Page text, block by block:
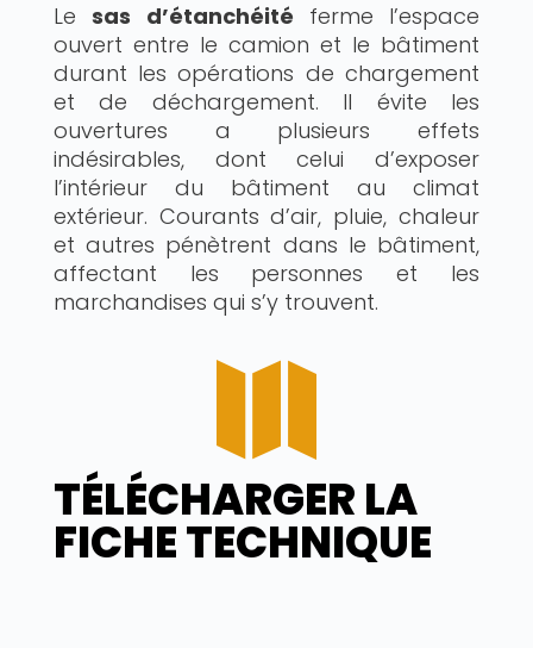
Lesas d’étanchéité ferme l’espace
ouvert entre le camion et le bâtiment
durant les opérations de chargement
et de déchargement. Il évite les
ouvertures a plusieurs effets
indésirables, dont celui d’exposer
l’intérieur du bâtiment au climat
extérieur. Courants d’air, pluie, chaleur
et autres pénètrent dans le bâtiment,
affectant les personnes et les
marchandises qui s’y trouvent.

TÉLÉCHARGER LA
FICHE TECHNIQUE